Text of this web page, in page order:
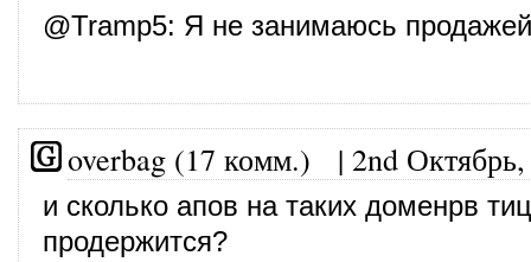
@Tramp5: Я не занимаюсь
overbag (17 комм.) | 2nd
и сколько апов на таких доменрв
продержится?